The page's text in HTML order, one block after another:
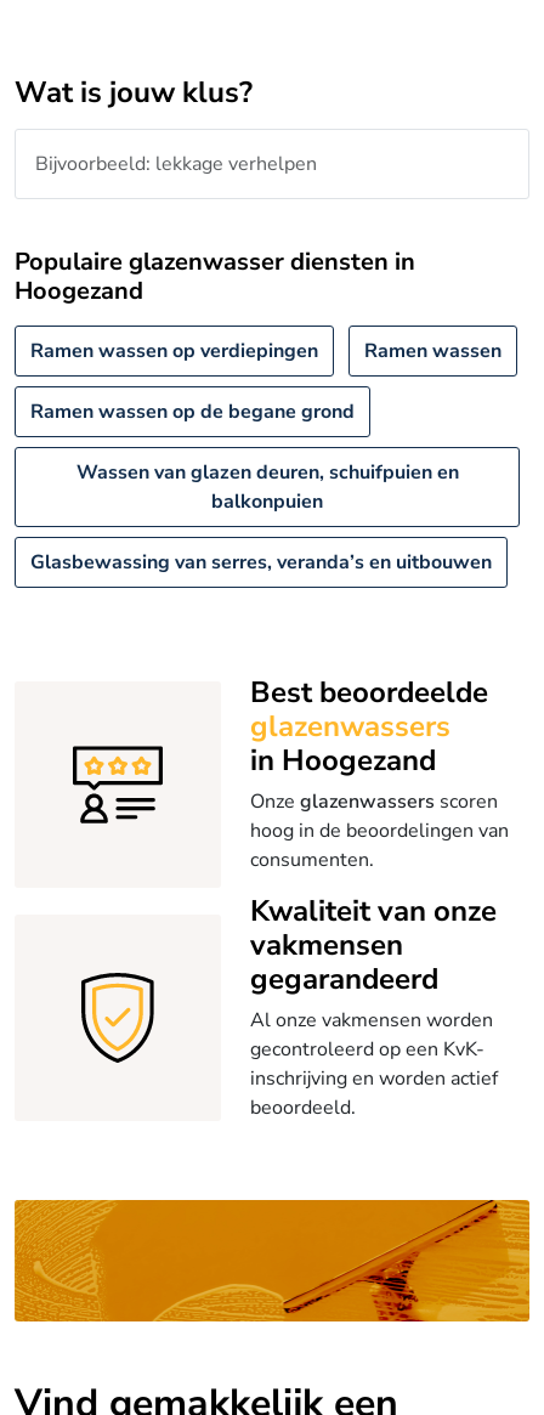
Wat is jouw klus?
Populaire glazenwasser diensten in
Hoogezand
Ramen wassen op verdiepingen Ramen wassen
Ramen wassen op de begane grond
Wassen van glazen deuren, schuifpuien en
balkonpuien
Glasbewassing van serres, veranda’s en uitbouwen
Best beoordeelde
glazenwassers
in Hoogezand
Onze glazenwassers scoren
hoog in de beoordelingen van
consumenten.
Kwaliteit van onze
vakmensen
gegarandeerd
Al onze vakmensen worden
gecontroleerd op een KvK-
inschrijving en worden actief
beoordeeld.
Vind gemakkelijk een